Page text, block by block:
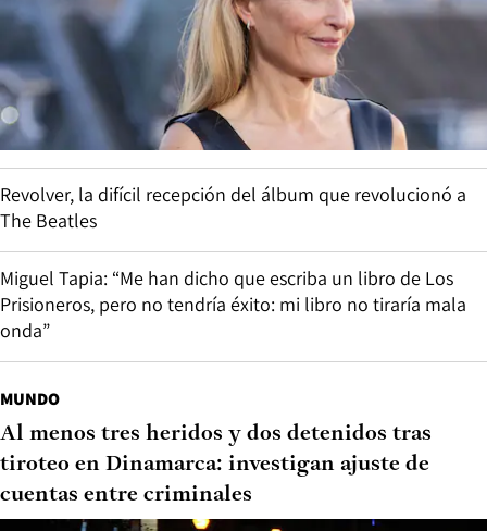
Revolver, la difícil recepción del álbum que revolucionó a
The Beatles
Miguel Tapia: “Me han dicho que escriba un libro de Los
Prisioneros, pero no tendría éxito: mi libro no tiraría mala
onda”
MUNDO
Al menos tres heridos y dos detenidos tras
tiroteo en Dinamarca: investigan ajuste de
cuentas entre criminales